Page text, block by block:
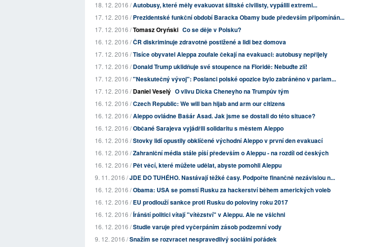
18. 12. 2016 /Autobusy, které měly evakuovat šiitské civilisty, vypálili extremi...
17. 12. 2016 /Prezidentské funkční období Baracka Obamy bude především připomínán...
17. 12. 2016 /Tomasz Oryński Co se děje v Polsku?
16. 12. 2016 /ČR diskriminuje zdravotně postižené a lidi bez domova
17. 12. 2016 /Tisíce obyvatel Aleppa zoufale čekají na evakuaci: autobusy nepřijely
17. 12. 2016 /Donald Trump uklidňuje své stoupence na Floridě: Nebuďte zlí!
17. 12. 2016 /"Neskutečný vývoj": Poslanci polské opozice bylo zabráněno v parlam...
17. 12. 2016 /Daniel Veselý O vlivu Dicka Cheneyho na Trumpův tým
16. 12. 2016 /Czech Republic: We will ban hijab and arm our citizens
16. 12. 2016 /Aleppo ovládne Bašár Asad. Jak jsme se dostali do této situace?
16. 12. 2016 /Občané Sarajeva vyjádřili solidaritu s městem Aleppo
16. 12. 2016 /Stovky lidí opustily obklíčené východní Aleppo v první den evakuací
16. 12. 2016 /Zahraniční média stále píší především o Aleppu - na rozdíl od českých
16. 12. 2016 /Pět věcí, které můžete udělat, abyste pomohli Aleppu
9. 11. 2016 /JDE DO TUHÉHO. Nastávají těžké časy. Podpořte finančně nezávislou n...
16. 12. 2016 /Obama: USA se pomstí Rusku za hackerství během amerických voleb
16. 12. 2016 /EU prodlouží sankce proti Rusku do poloviny roku 2017
16. 12. 2016 /Íránští politici vítají "vítězství" v Aleppu. Ale ne všichni
16. 12. 2016 /Studie varuje před vyčerpáním zásob podzemní vody
9. 12. 2016 /Snažím se rozvracet nespravedlivý sociální pořádek